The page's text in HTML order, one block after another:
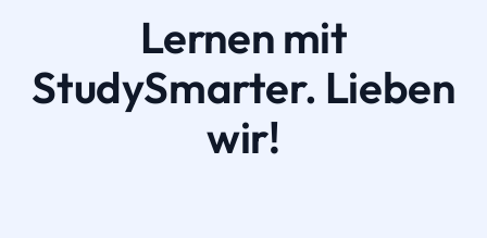
Lernen mit
StudySmarter. Lieben
wir!